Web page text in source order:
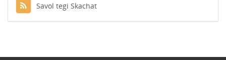
Savol tegi Skachat